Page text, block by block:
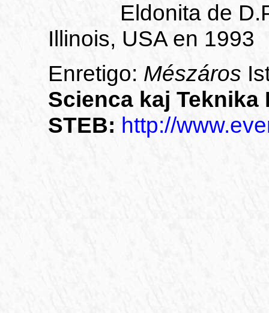
Eldonita de D.P.
Illinois, USA en 1993
Enretigo: Mészáros
Scienca kaj
STEB: http://